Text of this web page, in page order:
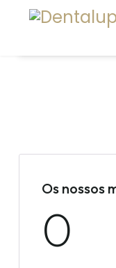
Os nossos
0